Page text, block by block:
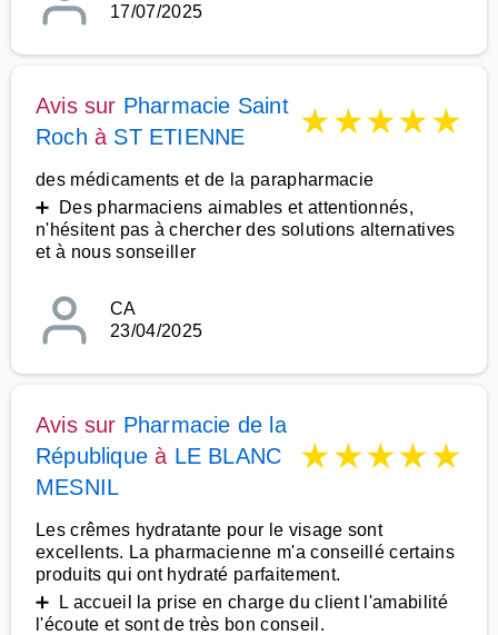
17/07/2025
Avis sur Pharmacie Saint
Roch à ST ETIENNE ★★★★★
des médicaments et de la parapharmacie
➕ Des pharmaciens aimables et attentionnés,
n'hésitent pas à chercher des solutions alternatives
et à nous sonseiller
CA
23/04/2025
Avis sur Pharmacie de la
République à LE BLANC
MESNIL
★★★★★
Les crêmes hydratante pour le visage sont
excellents. La pharmacienne m'a conseillé certains
produits qui ont hydraté parfaitement.
➕ L accueil la prise en charge du client l'amabilité
l'écoute et sont de très bon conseil.